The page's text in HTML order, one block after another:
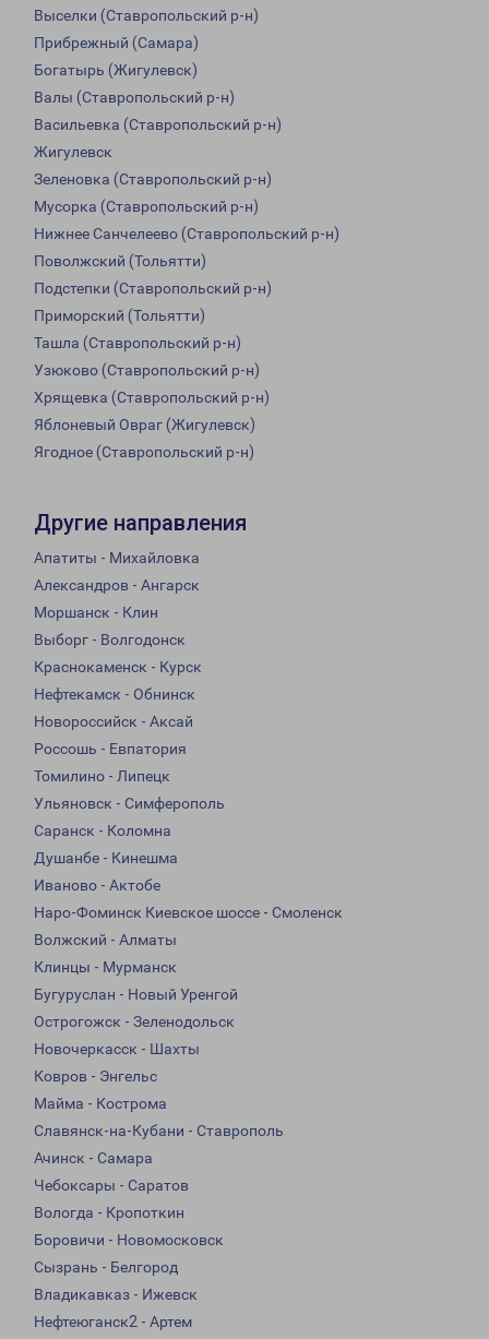
Выселки (Ставропольский р-н)
Прибрежный (Самара)
Богатырь (Жигулевск)
Валы (Ставропольский р-н)
Васильевка (Ставропольский р-н)
Жигулевск
Зеленовка (Ставропольский р-н)
Мусорка (Ставропольский р-н)
Нижнее Санчелеево (Ставропольский р-н)
Поволжский (Тольятти)
Подстепки (Ставропольский р-н)
Приморский (Тольятти)
Ташла (Ставропольский р-н)
Узюково (Ставропольский р-н)
Хрящевка (Ставропольский р-н)
Яблоневый Овраг (Жигулевск)
Ягодное (Ставропольский р-н)
Другие направления
Апатиты - Михайловка
Александров - Ангарск
Моршанск - Клин
Выборг - Волгодонск
Краснокаменск - Курск
Нефтекамск - Обнинск
Новороссийск - Аксай
Россошь - Евпатория
Томилино - Липецк
Ульяновск - Симферополь
Саранск - Коломна
Душанбе - Кинешма
Иваново - Актобе
Наро-Фоминск Киевское шоссе - Смоленск
Волжский - Алматы
Клинцы - Мурманск
Бугуруслан - Новый Уренгой
Острогожск - Зеленодольск
Новочеркасск - Шахты
Ковров - Энгельс
Майма - Кострома
Славянск-на-Кубани - Ставрополь
Ачинск - Самара
Чебоксары - Саратов
Вологда - Кропоткин
Боровичи - Новомосковск
Сызрань - Белгород
Владикавказ - Ижевск
Нефтеюганск2 - Артем